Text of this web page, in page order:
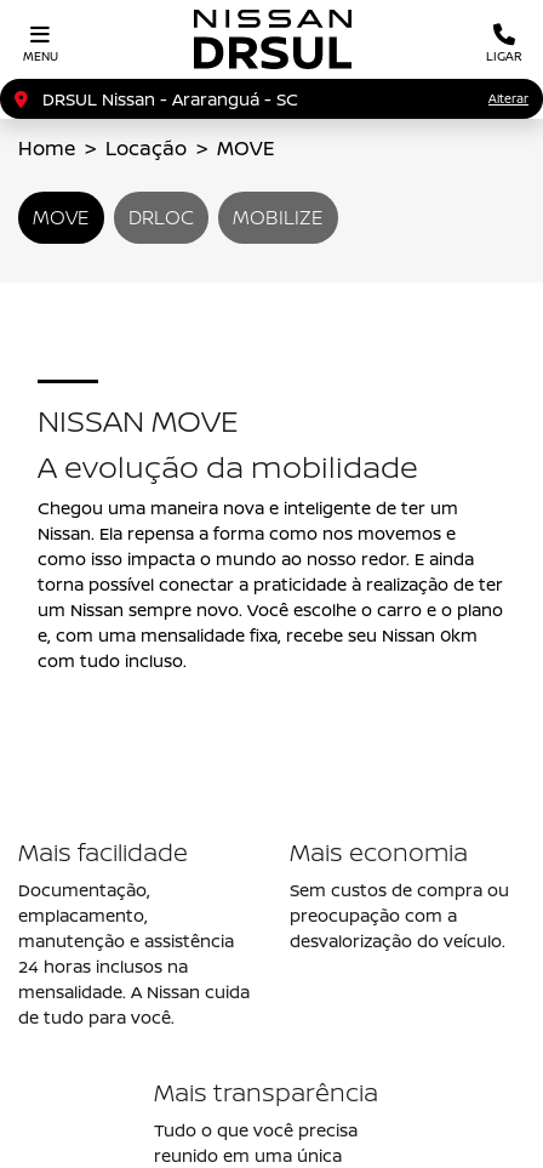
MENU LIGAR
DRSUL Nissan - Araranguá - SC Alterar
Home Locação MOVE
DRLOC
MOVE MOBILIZE
NISSAN MOVE
A evolução da mobilidade
Chegou uma maneira nova e inteligente de ter um
Nissan. Ela repensa a forma como nos movemos e
como isso impacta o mundo ao nosso redor. E ainda
torna possível conectar a praticidade à realização de ter
um Nissan sempre novo. Você escolhe o carro e o plano
e, com uma mensalidade fixa, recebe seu Nissan 0km
com tudo incluso.
Mais facilidade
Documentação,
emplacamento,
manutenção e assistência
24 horas inclusos na
mensalidade. A Nissan cuida
de tudo para você.
Mais economia
Sem custos de compra ou
preocupação com a
desvalorização do veículo.
Mais transparência
Tudo o que você precisa
reunido em uma única